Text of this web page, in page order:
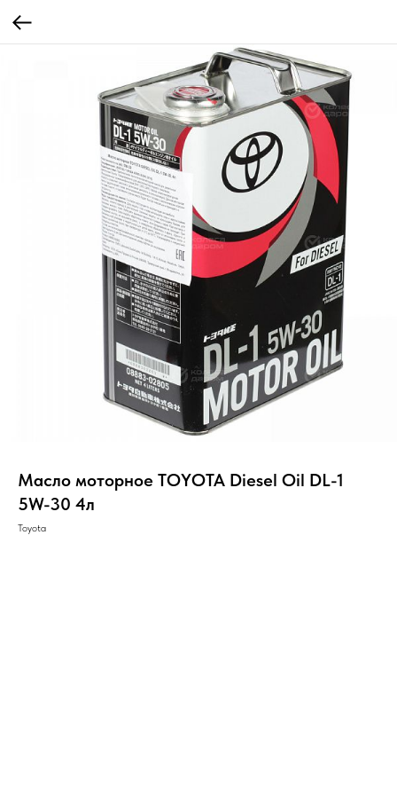
Масло моторное TOYOTA Diesel Oil DL-1
5W-30 4л
Toyota